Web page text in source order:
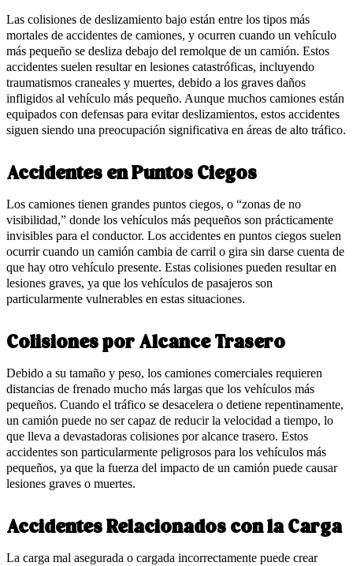
Las colisiones de deslizamiento bajo están entre los tipos más
mortales de accidentes de camiones, y ocurren cuando un vehículo
más pequeño se desliza debajo del remolque de un camión. Estos
accidentes suelen resultar en lesiones catastróficas, incluyendo
traumatismos craneales y muertes, debido a los graves daños
infligidos al vehículo más pequeño. Aunque muchos camiones están
equipados con defensas para evitar deslizamientos, estos accidentes
siguen siendo una preocupación significativa en áreas de alto tráfico.
Accidentes en Puntos Ciegos
Los camiones tienen grandes puntos ciegos, o “zonas de no
visibilidad,” donde los vehículos más pequeños son prácticamente
invisibles para el conductor. Los accidentes en puntos ciegos suelen
ocurrir cuando un camión cambia de carril o gira sin darse cuenta de
que hay otro vehículo presente. Estas colisiones pueden resultar en
lesiones graves, ya que los vehículos de pasajeros son
particularmente vulnerables en estas situaciones.
Colisiones por Alcance Trasero
Debido a su tamaño y peso, los camiones comerciales requieren
distancias de frenado mucho más largas que los vehículos más
pequeños. Cuando el tráfico se desacelera o detiene repentinamente,
un camión puede no ser capaz de reducir la velocidad a tiempo, lo
que lleva a devastadoras colisiones por alcance trasero. Estos
accidentes son particularmente peligrosos para los vehículos más
pequeños, ya que la fuerza del impacto de un camión puede causar
lesiones graves o muertes.
Accidentes Relacionados con la Carga
La carga mal asegurada o cargada incorrectamente puede crear